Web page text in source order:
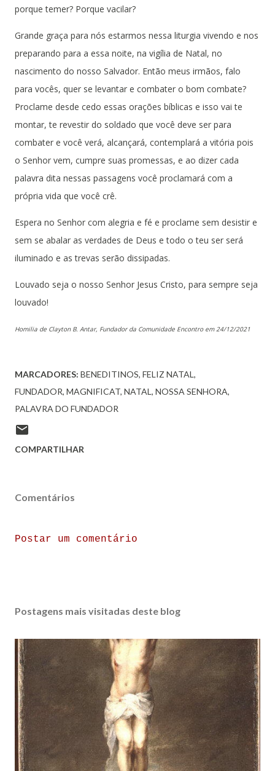
porque temer? Porque vacilar?
Grande graça para nós estarmos nessa liturgia vivendo e nos
preparando para a essa noite, na vigília de Natal, no
nascimento do nosso Salvador. Então meus irmãos, falo
para vocês, quer se levantar e combater o bom combate?
Proclame desde cedo essas orações bíblicas e isso vai te
montar, te revestir do soldado que você deve ser para
combater e você verá, alcançará, contemplará a vitória pois
o Senhor vem, cumpre suas promessas, e ao dizer cada
palavra dita nessas passagens você proclamará com a
própria vida que você crê.
Espera no Senhor com alegria e fé e proclame sem desistir e
sem se abalar as verdades de Deus e todo o teu ser será
iluminado e as trevas serão dissipadas.
Louvado seja o nosso Senhor Jesus Cristo, para sempre seja
louvado!
Homilia de Clayton B. Antar, Fundador da Comunidade Encontro em 24/12/2021
MARCADORES: BENEDITINOS FELIZ NATAL
FUNDADOR MAGNIFICAT NATAL NOSSA SENHORA
PALAVRA DO FUNDADOR
COMPARTILHAR
Comentários
Postar um comentário
Postagens mais visitadas deste blog